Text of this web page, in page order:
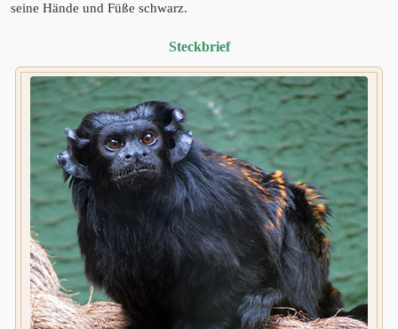
seine Hände und Füße schwarz.
Steckbrief